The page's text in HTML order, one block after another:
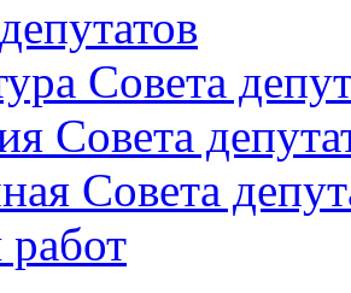
Совета
Совета
Совета